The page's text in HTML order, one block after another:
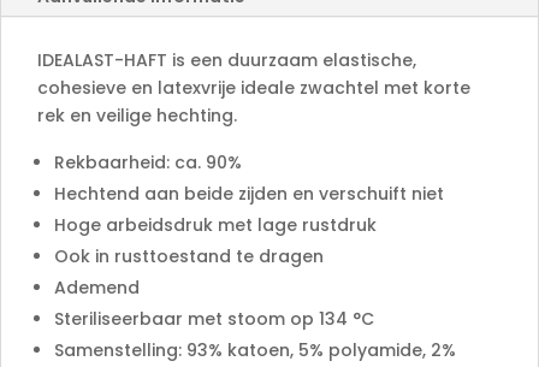
IDEALAST-HAFT is een duurzaam elastische,
cohesieve en latexvrije ideale zwachtel met korte
rek en veilige hechting.
Rekbaarheid: ca. 90%
Hechtend aan beide zijden en verschuift niet
Hoge arbeidsdruk met lage rustdruk
Ook in rusttoestand te dragen
Ademend
Steriliseerbaar met stoom op 134 °C
Samenstelling: 93% katoen, 5% polyamide, 2%